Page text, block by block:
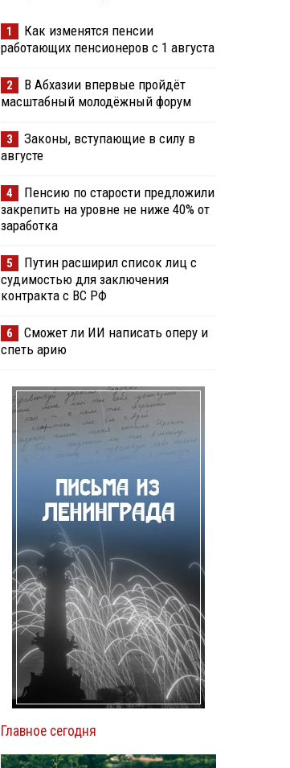
1
Как изменятся пенсии
работающих пенсионеров с 1 августа
2
В Абхазии впервые пройдёт
масштабный молодёжный форум
3
Законы, вступающие в силу в
августе
4
Пенсию по старости предложили
закрепить на уровне не ниже 40% от
заработка
5
Путин расширил список лиц с
судимостью для заключения
контракта с ВС РФ
6
Сможет ли ИИ написать оперу и
спеть арию
Главное сегодня